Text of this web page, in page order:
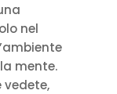
nel
mente.
vedete,